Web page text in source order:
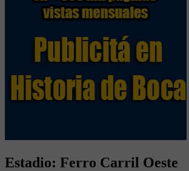
Estadio: Ferro Carril Oeste